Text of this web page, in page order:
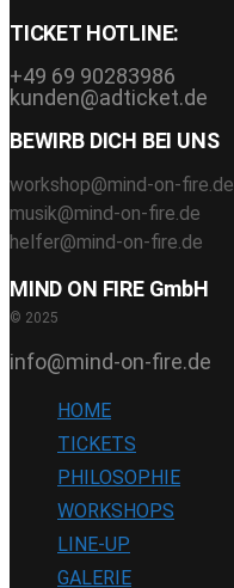
TICKET HOTLINE:
+49 69 90283986
kunden@adticket.de
BEWIRB DICH BEI UNS
workshop@mind-on-fire.de
musik@mind-on-fire.de
helfer@mind-on-fire.de
MIND ON FIRE GmbH
© 2025
info@mind-on-fire.de
HOME
TICKETS
PHILOSOPHIE
WORKSHOPS
LINE-UP
GALERIE